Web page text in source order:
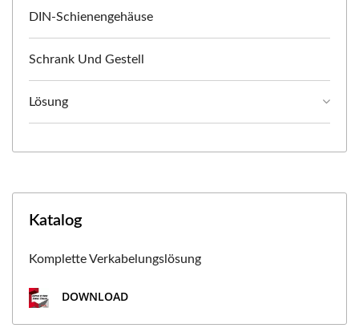
DIN-Schienengehäuse
Schrank Und Gestell
Lösung
Katalog
Komplette Verkabelungslösung
DOWNLOAD